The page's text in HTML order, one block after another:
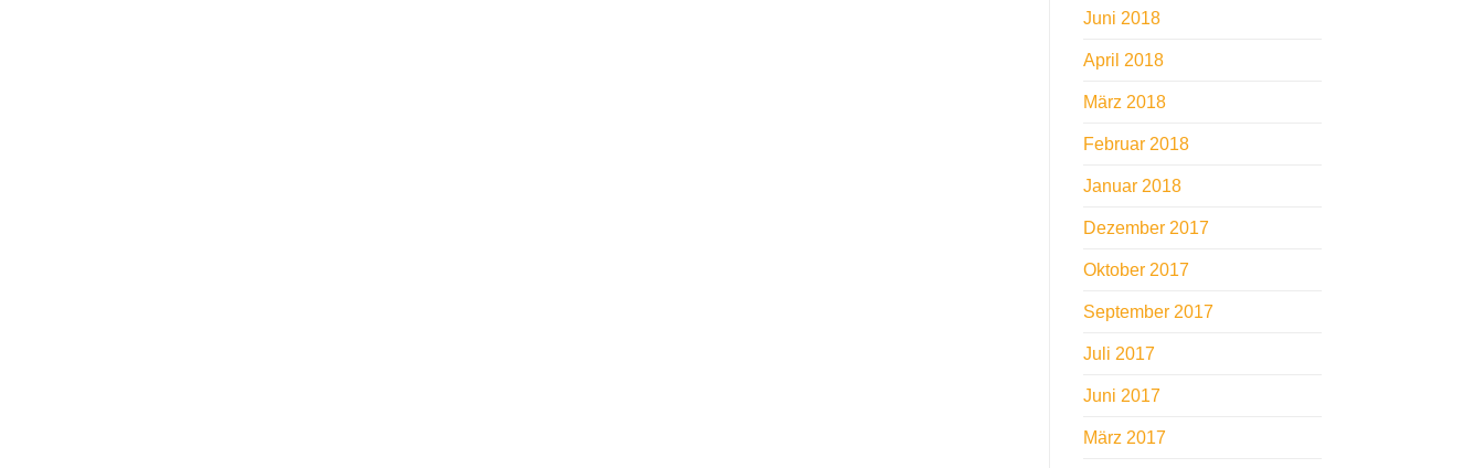
Juni 2018
April 2018
März 2018
Februar 2018
Januar 2018
Dezember 2017
Oktober 2017
September 2017
Juli 2017
Juni 2017
März 2017